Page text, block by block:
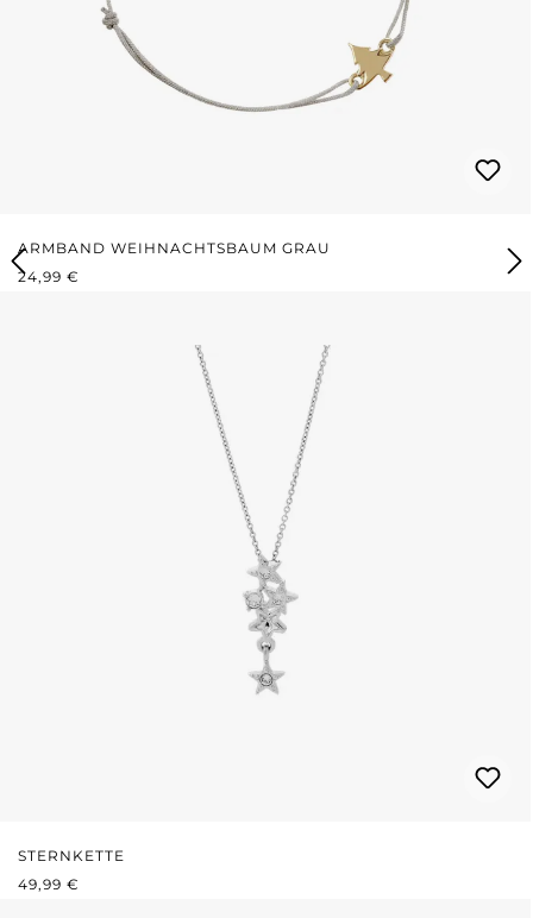
ARMBAND WEIHNACHTSBAUM GRAU
REGULÄRER PREIS:
24,99 €
STERNKETTE
REGULÄRER PREIS:
49,99 €